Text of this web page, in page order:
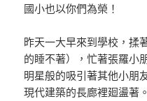
國小也以你們為榮！
昨天一大早來到學校，揉
的睡不著），忙著張羅小
明星般的吸引著其他小朋
現代建築的長廊裡廻盪著